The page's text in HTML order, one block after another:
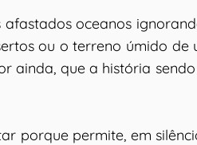
oceanos
ou o terreno úmido de
ainda, que a história
porque permite, em